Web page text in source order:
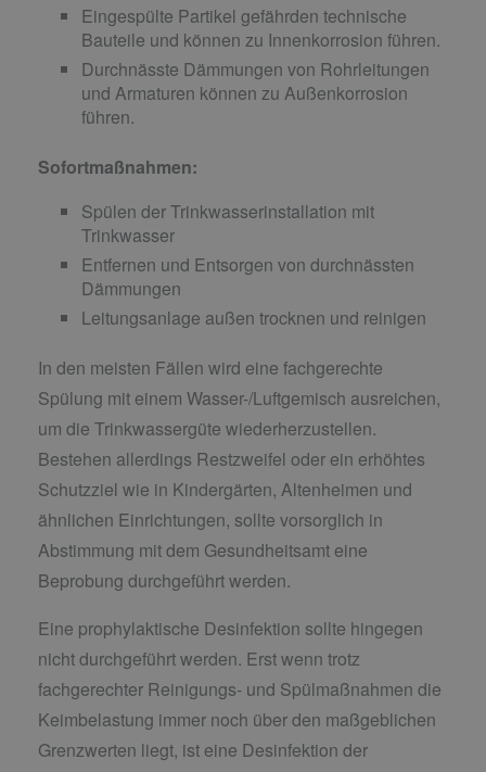
Eingespülte Partikel gefährden technische
Bauteile und können zu Innenkorrosion führen.
Durchnässte Dämmungen von Rohrleitungen
und Armaturen können zu Außenkorrosion
führen.
Sofortmaßnahmen:
Spülen der Trinkwasserinstallation mit
Trinkwasser
Entfernen und Entsorgen von durchnässten
Dämmungen
Leitungsanlage außen trocknen und reinigen
In den meisten Fällen wird eine fachgerechte
Spülung mit einem Wasser-/Luftgemisch ausreichen,
um die Trinkwassergüte wiederherzustellen.
Bestehen allerdings Restzweifel oder ein erhöhtes
Schutzziel wie in Kindergärten, Altenheimen und
ähnlichen Einrichtungen, sollte vorsorglich in
Abstimmung mit dem Gesundheitsamt eine
Beprobung durchgeführt werden.
Eine prophylaktische Desinfektion sollte hingegen
nicht durchgeführt werden. Erst wenn trotz
fachgerechter Reinigungs- und Spülmaßnahmen die
Keimbelastung immer noch über den maßgeblichen
Grenzwerten liegt, ist eine Desinfektion der